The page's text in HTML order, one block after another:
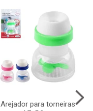
Arejador para torneiras